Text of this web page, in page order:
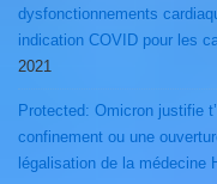
dysfonctionnements
indication COVID pour les
2021
Protected: Omicron justifie
confinement ou une ouverture
légalisation de la médecine